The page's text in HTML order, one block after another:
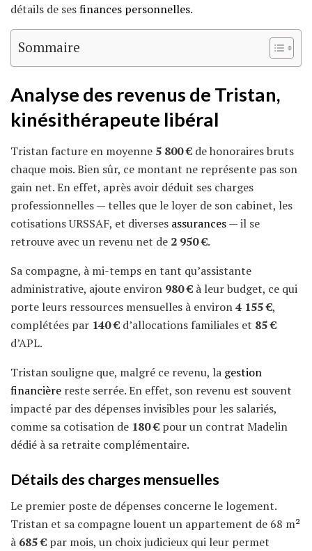
détails de sesfinances personnelles.
Sommaire
Analyse des revenus de Tristan,
kinésithérapeute libéral
Tristan facture en moyenne 5 800 € de honoraires bruts
chaque mois. Bien sûr, ce montant ne représente pas son
gain net. En effet, après avoir déduit ses charges
professionnelles — telles que le loyer de son cabinet, les
cotisations URSSAF, et diverses assurances— il se
retrouve avec un revenu net de 2 950 €.
Sa compagne, à mi-temps en tant qu’assistante
administrative, ajoute environ 980 € à leur budget, ce qui
porte leurs ressources mensuelles à environ4 155 €,
complétées par 140 € d’allocations familiales et 85 €
d’APL.
Tristan souligne que, malgré ce revenu, la gestion
financière reste serrée. En effet, son revenu est souvent
impacté par des dépenses invisibles pour les salariés,
comme sa cotisation de 180 € pour un contrat Madelin
dédié à sa retraite complémentaire.
Détails des charges mensuelles
Le premier poste de dépenses concerne le logement.
Tristan et sa compagne louent un appartement de 68 m²
à 685 € par mois, un choix judicieux qui leur permet